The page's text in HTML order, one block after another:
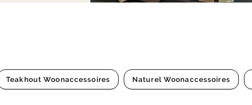
Teakhout Woonaccessoires Naturel Woonaccessoires